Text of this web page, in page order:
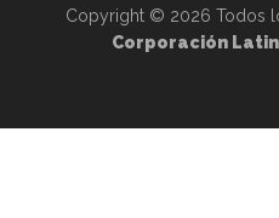
Copyright © 2026 Todos
Corporación